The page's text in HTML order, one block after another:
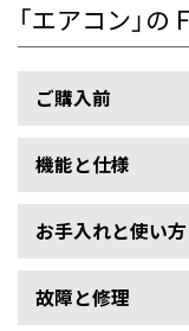
「エアコン」
ご購入前
機能と仕様
お手入れと使い方
故障と修理